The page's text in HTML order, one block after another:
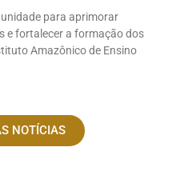
para aprimorar
e fortalecer a formação dos
Amazônico de Ensino
NOTÍCIAS